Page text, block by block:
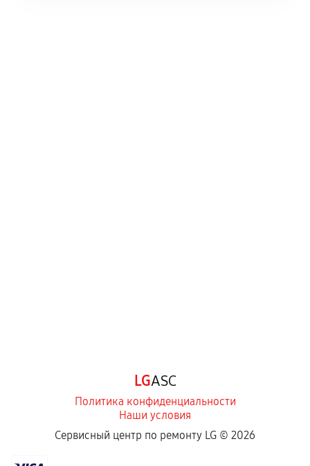
LGASC
Политика конфиденциальности
Наши условия
Сервисный центр по ремонту LG © 2026